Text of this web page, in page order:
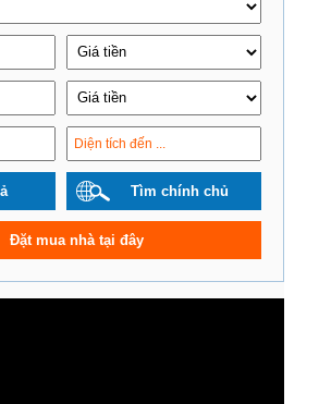
Tìm chính chủ
Đặt mua nhà tại đây